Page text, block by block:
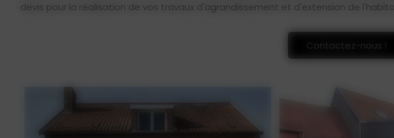
devis pour la réalisation de vos travaux d'agrandissement et d'extension de
Contactez-nous !